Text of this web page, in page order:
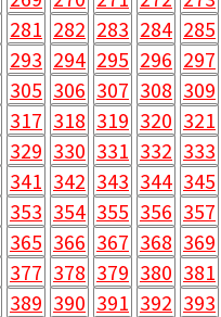
281 282 283 284 285
293 294 295 296 297
305 306 307 308 309
317 318 319 320 321
329 330 331 332 333
341 342 343 344 345
353 354 355 356 357
365 366 367 368 369
377 378 379 380 381
389 390 391 392 393